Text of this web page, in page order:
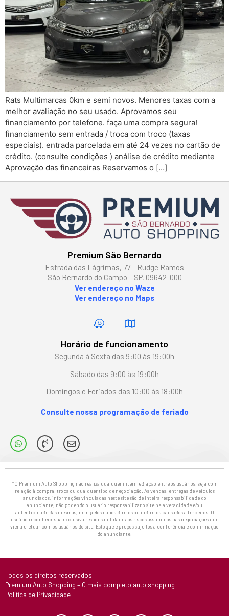
Rats Multimarcas 0km e semi novos. Menores taxas com a
melhor avaliação no seu usado. Aprovamos seu
financiamento por telefone. faça uma compra segura!
financiamento sem entrada / troca com troco (taxas
especiais). entrada parcelada em até 24 vezes no cartão de
crédito. (consulte condições ) análise de crédito mediante
Aprovação das financeiras Reservamos o […]
Premium São Bernardo
Estrada das Lágrimas, 77 – Rudge Ramos
São Bernardo do Campo – SP, 09642-000
Ver endereço no Waze
Ver endereço no Maps
Horário de funcionamento
Segunda à Sexta das 9:00 às 19:00h
Sábado das 9:00 às 19:00h
Domingos e Feriados das 10:00 às 18:00h
Consulte nossa programação de feriado
*O Premium Auto Shopping não realiza qualquer intermediação entre os usuários, seja com
relação à compra, troca ou qualquer tipo de negociação. As vendas, entregas de veículos
anunciados, informações vinculadas neste site são de inteira responsabilidade do
anunciante, não podendo o usuário responsabilizar o site pela veracidade e/ou
autenticidade das mesmas, nem pelos danos diretos ou indiretos causados a terceiros. O
usuário reconhece sua exclusiva responsabilidade aos riscos assumidos nas negociações que
vier a efetuar com os usuários do site. Estoque e preços sujeitos a conferência e confirmação
do anunciante.
Todos os direitos reservados
Premium Auto Shopping – O mais completo auto shopping
Política de Privacidade